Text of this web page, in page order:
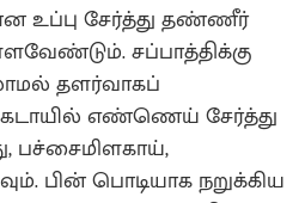
உப்பு சேர்த்து தண்ணீர்
சப்பாத்திக்கு
தளர்வாகப்
எண்ணெய் சேர்த்து
பச்சைமிளகாய்,
பின் பொடியாக நறுக்கிய